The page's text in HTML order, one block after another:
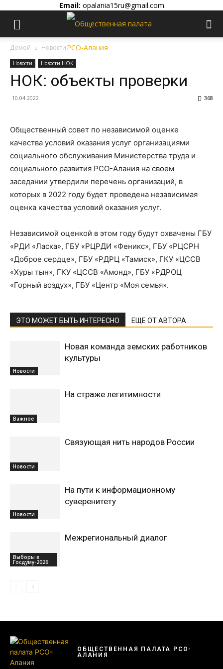
Email: opalania15ru@gmail.com
Домой Новости
Новости Новости НОК
НОК: объекты проверки
10.04.2022 368
Общественный совет по независимой оценке
качества условий оказания услуг организациями
социального обслуживания Министерства труда и
социального развития РСО-Алания на своем
заседании утвердили перечень организаций, в
которых в 2022 году будет проведена независимая
оценка качества условий оказания услуг.
Независимой оценкой в этом году будут охвачены ГБУ
«РДИ «Ласка», ГБУ «РЦРДИ «Феникс», ГБУ «РЦСРН
«Доброе сердце», ГБУ «РДРЦ «Тамиск», ГКУ «ЦССВ
«Хуры тын», ГКУ «ЦССВ «Амонд», ГБУ «РДРОЦ
«Горный воздух», ГБУ «Центр «Моя семья».
ЭТО МОЖЕТ БЫТЬ ИНТЕРЕСНО ЕЩЕ ОТ АВТОРА
Новости
Новая команда земских работников
культуры
Важное
На страже легитимности
Новости
Связующая нить народов России
Новости
На пути к информационному
суверенитету
Выборы в
Госдуму-2026
Межрегиональный диалог
ОБЩЕСТВЕННАЯ ПАЛАТА РСО-
АЛАНИЯ